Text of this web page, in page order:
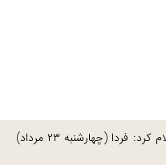
روابط عمومی شرکت آب وفاضلاب استان در اطلاعیه‌ای اعلام کرد: فردا (چهارشنبه ۲۳ مرداد)